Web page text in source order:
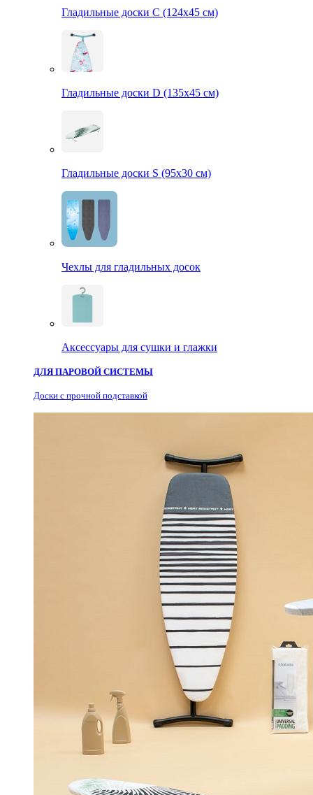
Гладильные доски С (124х45 см)
Гладильные доски D (135х45 см)
Гладильные доски S (95х30 см)
Чехлы для гладильных досок
Аксессуары для сушки и глажки
ДЛЯ ПАРОВОЙ СИСТЕМЫ
Доски с прочной подставкой